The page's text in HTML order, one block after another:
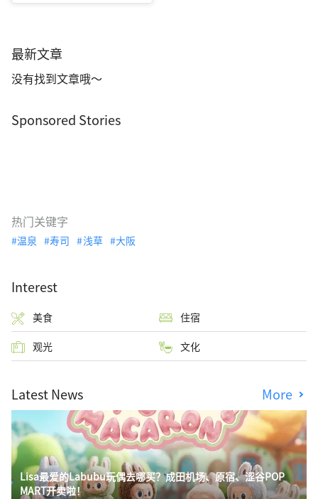
最新文章
没有找到文章哦～
Sponsored Stories
热门关键字
温泉 寿司 浅草 大阪
Interest
美食 住宿
观光 文化
Latest News More
Lisa最爱的Labubu玩偶去哪买？成田机场、原宿、涩谷POP
MART开卖啦！